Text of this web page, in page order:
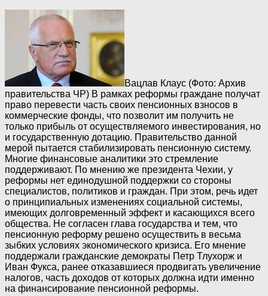
Вацлав Клаус (Фото: Архив
правительства ЧР) В рамках реформы граждане получат
право перевести часть своих пенсионных взносов в
коммерческие фонды, что позволит им получить не
только прибыль от осуществляемого инвестирования, но
и государственную дотацию. Правительство данной
мерой пытается стабилизировать пенсионную систему.
Многие финансовые аналитики это стремление
поддерживают. По мнению же президента Чехии, у
реформы нет единодушной поддержки со стороны
специалистов, политиков и граждан. При этом, речь идет
о принципиальных изменениях социальной системы,
имеющих долговременный эффект и касающихся всего
общества. Не согласен глава государства и тем, что
пенсионную реформу решено осуществить в весьма
зыбких условиях экономического кризиса. Его мнение
поддержали гражданские демократы Петр Тлухорж и
Иван Фукса, ранее отказавшиеся продвигать увеличение
налогов, часть доходов от которых должна идти именно
на финансирование пенсионной реформы.